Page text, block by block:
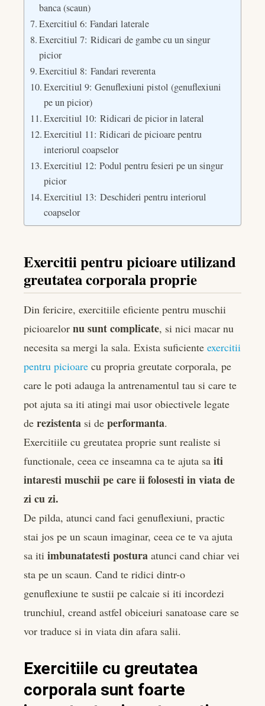
banca (scaun)
Exercitiul 6: Fandari laterale
Exercitiul 7: Ridicari de gambe cu un singur
picior
Exercitiul 8: Fandari reverenta
Exercitiul 9: Genuflexiuni pistol (genuflexiuni
pe un picior)
Exercitiul 10: Ridicari de picior in lateral
Exercitiul 11: Ridicari de picioare pentru
interiorul coapselor
Exercitiul 12: Podul pentru fesieri pe un singur
picior
Exercitiul 13: Deschideri pentru interiorul
coapselor
Exercitii pentru picioare utilizand
greutatea corporala proprie
Din fericire, exercitiile eficiente pentru muschii
picioarelor nu sunt complicate, si nici macar nu
necesita sa mergi la sala. Exista suficiente exercitii
pentru picioare cu propria greutate corporala, pe
care le poti adauga la antrenamentul tau si care te
pot ajuta sa iti atingi mai usor obiectivele legate
de rezistenta si de performanta.
Exercitiile cu greutatea proprie sunt realiste si
functionale, ceea ce inseamna ca te ajuta sa iti
intaresti muschii pe care ii folosesti in viata de
zi cu zi.
De pilda, atunci cand faci genuflexiuni, practic
stai jos pe un scaun imaginar, ceea ce te va ajuta
sa iti imbunatatesti postura atunci cand chiar vei
sta pe un scaun. Cand te ridici dintr-o
genuflexiune te sustii pe calcaie si iti incordezi
trunchiul, creand astfel obiceiuri sanatoase care se
vor traduce si in viata din afara salii.
Exercitiile cu greutatea
corporala sunt foarte